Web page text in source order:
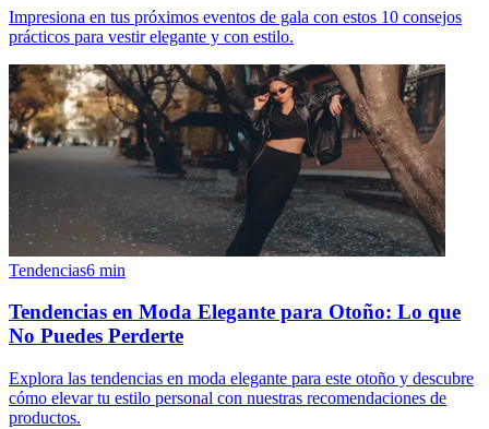
Impresiona en tus próximos eventos de gala con estos 10 consejos
prácticos para vestir elegante y con estilo.
Tendencias6 min
Tendencias en Moda Elegante para Otoño: Lo que
No Puedes Perderte
Explora las tendencias en moda elegante para este otoño y descubre
cómo elevar tu estilo personal con nuestras recomendaciones de
productos.